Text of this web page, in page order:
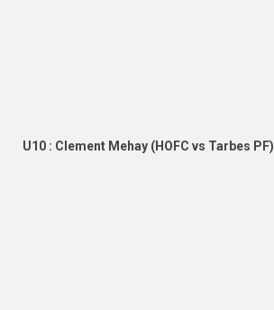
U10 : Clement Mehay (HOFC vs Tarbes PF)